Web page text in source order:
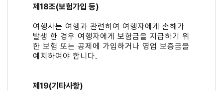
제18조(보험가입 등)
여행사는 여행과 관련하여 여행자에게 손해가
발생 한 경우 여행자에게 보험금을 지급하기 위
한 보험 또는 공제에 가입하거나 영업 보증금을
예치하여야 합니다.
제19(기타사항)